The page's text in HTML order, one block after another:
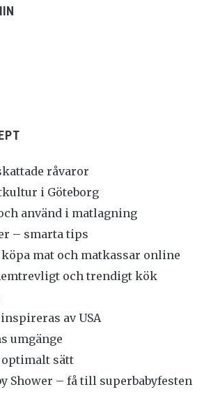
råvaror
i Göteborg
använd i matlagning
– smarta tips
mat och matkassar online
och trendigt kök
av USA
umgänge
sätt
Shower – få till superbabyfesten